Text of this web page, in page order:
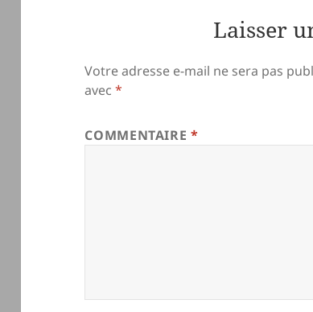
Laisser
Votre adresse e-mail ne sera pas
avec*
COMMENTAIRE*